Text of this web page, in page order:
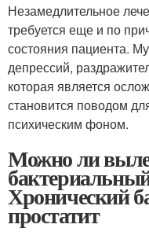
Незамедлительное
требуется еще и по
состояния пациента.
депрессий,
которая является
становится поводом
психическим фоном.
Можно ли
Хронический
простатит